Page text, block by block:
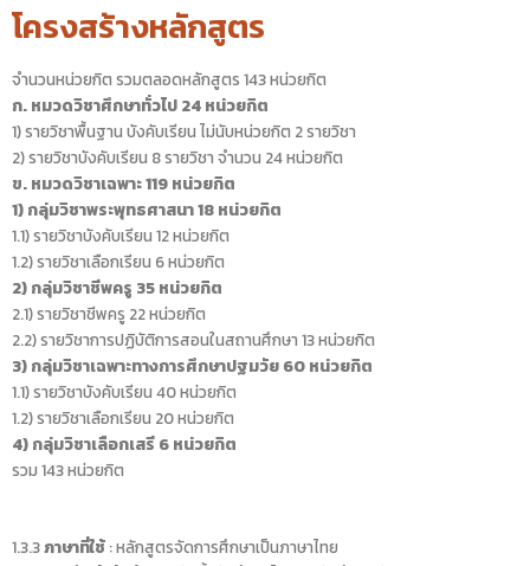
โครงสร้างหลักสูตร
จำนวนหน่วยกิต รวมตลอดหลักสูตร 143 หน่วยกิต
ก. หมวดวิชาศึกษาทั่วไป 24 หน่วยกิต
1) รายวิชาพื้นฐาน บังคับเรียน ไม่นับหน่วยกิต 2 รายวิชา
2) รายวิชาบังคับเรียน 8 รายวิชา จำนวน 24 หน่วยกิต
ข. หมวดวิชาเฉพาะ 119 หน่วยกิต
1) กลุ่มวิชาพระพุทธศาสนา 18 หน่วยกิต
1.1) รายวิชาบังคับเรียน 12 หน่วยกิต
1.2) รายวิชาเลือกเรียน 6 หน่วยกิต
2) กลุ่มวิชาชีพครู 35 หน่วยกิต
2.1) รายวิชาชีพครู 22 หน่วยกิต
2.2) รายวิชาการปฏิบัติการสอนในสถานศึกษา 13 หน่วยกิต
3) กลุ่มวิชาเฉพาะทางการศึกษาปฐมวัย 60 หน่วยกิต
1.1) รายวิชาบังคับเรียน 40 หน่วยกิต
1.2) รายวิชาเลือกเรียน 20 หน่วยกิต
4) กลุ่มวิชาเลือกเสรี 6 หน่วยกิต
รวม 143 หน่วยกิต
1.3.3ภาษาที่ใช้ : หลักสูตรจัดการศึกษาเป็นภาษาไทย